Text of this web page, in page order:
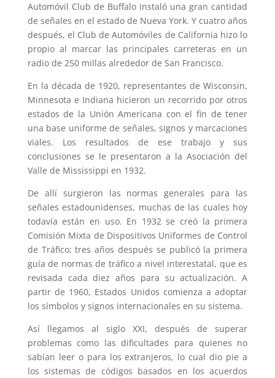
Automóvil Club de Buffalo instaló una gran cantidad
de señales en el estado de Nueva York. Y cuatro años
después, el Club de Automóviles de California hizo lo
propio al marcar las principales carreteras en un
radio de 250 millas alrededor de San Francisco.
En la década de 1920, representantes de Wisconsin,
Minnesota e Indiana hicieron un recorrido por otros
estados de la Unión Americana con el fin de tener
una base uniforme de señales, signos y marcaciones
viales. Los resultados de ese trabajo y sus
conclusiones se le presentaron a la Asociación del
Valle de Mississippi en 1932.
De allí surgieron las normas generales para las
señales estadounidenses, muchas de las cuales hoy
todavía están en uso. En 1932 se creó la primera
Comisión Mixta de Dispositivos Uniformes de Control
de Tráfico; tres años después se publicó la primera
guía de normas de tráfico a nivel interestatal, que es
revisada cada diez años para su actualización. A
partir de 1960, Estados Unidos comienza a adoptar
los símbolos y signos internacionales en su sistema.
Así llegamos al siglo XXI, después de superar
problemas como las dificultades para quienes no
sabían leer o para los extranjeros, lo cual dio pie a
los sistemas de códigos basados en los acuerdos